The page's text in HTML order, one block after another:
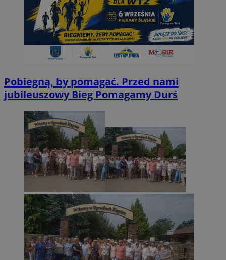
Pobiegną, by pomagać. Przed nami
jubileuszowy Bieg Pomagamy Durś